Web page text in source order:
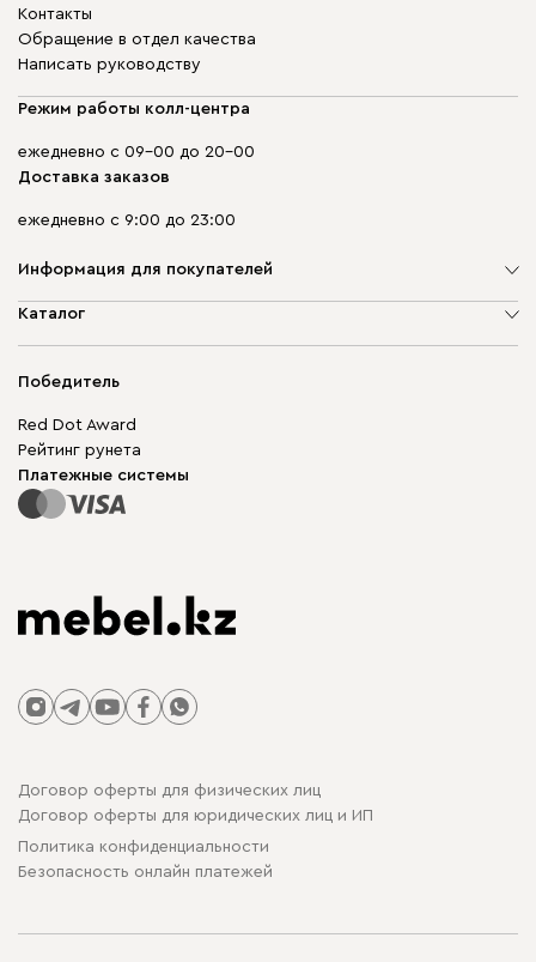
Контакты
Обращение в отдел качества
Написать руководству
Режим работы колл-центра
ежедневно с 09-00 до 20-00
Доставка заказов
ежедневно с 9:00 до 23:00
Информация для покупателей
О компании
Гарантия
Для бизнеса
Карта сайта
Каталог
Корпусная мебель
Модульная мебель
Столы и стулья
Победитель
Red Dot Award
Рейтинг рунета
Платежные системы
Договор оферты для физических лиц
Договор оферты для юридических лиц и ИП
Политика конфиденциальности
Безопасность онлайн платежей